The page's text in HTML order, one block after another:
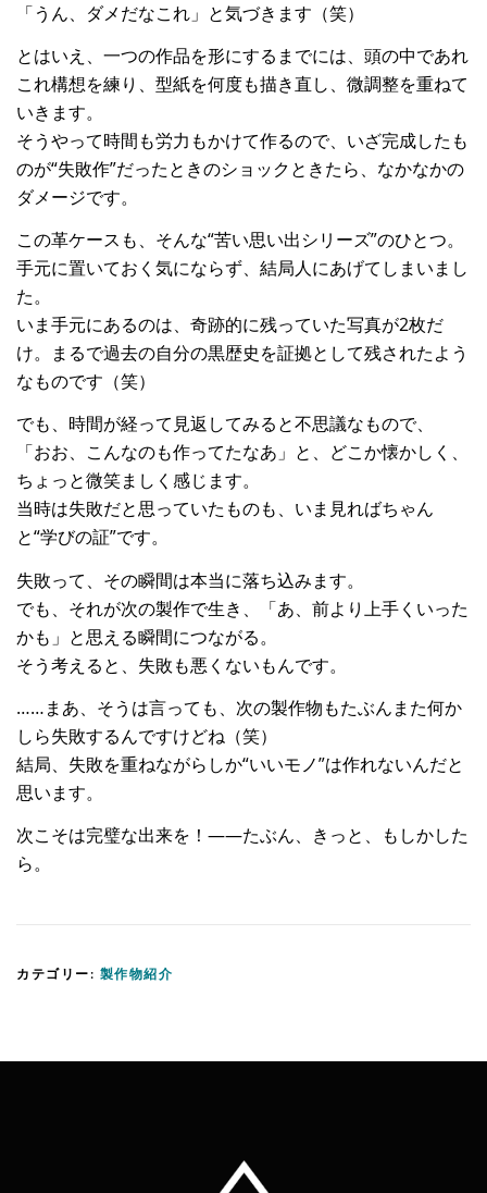
「うん、ダメだなこれ」と気づきます（笑）
とはいえ、一つの作品を形にするまでには、頭の中であれ
これ構想を練り、型紙を何度も描き直し、微調整を重ねて
いきます。
そうやって時間も労力もかけて作るので、いざ完成したも
のが“失敗作”だったときのショックときたら、なかなかの
ダメージです。
この革ケースも、そんな“苦い思い出シリーズ”のひとつ。
手元に置いておく気にならず、結局人にあげてしまいまし
た。
いま手元にあるのは、奇跡的に残っていた写真が2枚だ
け。まるで過去の自分の黒歴史を証拠として残されたよう
なものです（笑）
でも、時間が経って見返してみると不思議なもので、
「おお、こんなのも作ってたなあ」と、どこか懐かしく、
ちょっと微笑ましく感じます。
当時は失敗だと思っていたものも、いま見ればちゃん
と“学びの証”です。
失敗って、その瞬間は本当に落ち込みます。
でも、それが次の製作で生き、「あ、前より上手くいった
かも」と思える瞬間につながる。
そう考えると、失敗も悪くないもんです。
……まあ、そうは言っても、次の製作物もたぶんまた何か
しら失敗するんですけどね（笑）
結局、失敗を重ねながらしか“いいモノ”は作れないんだと
思います。
次こそは完璧な出来を！――たぶん、きっと、もしかした
ら。
カテゴリー: 製作物紹介